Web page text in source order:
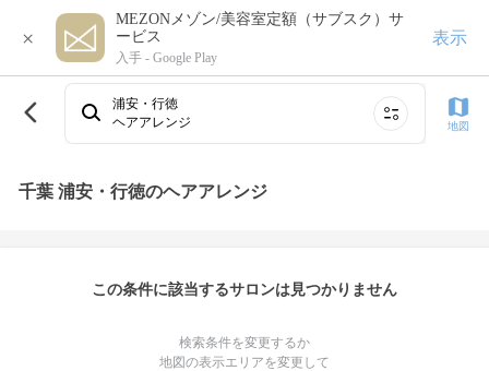
×
MEZONメゾン/美容室定額（サブスク）サ
ービス
入手 - Google Play
表示
浦安・行徳
ヘアアレンジ
地図
千葉 浦安・行徳のヘアアレンジ
この条件に該当するサロンは見つかりません
検索条件を変更するか
地図の表示エリアを変更して